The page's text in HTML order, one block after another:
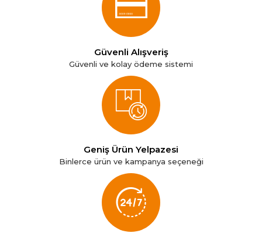
Güvenli Alışveriş
Güvenli ve kolay ödeme sistemi
Geniş Ürün Yelpazesi
Binlerce ürün ve kampanya seçeneği